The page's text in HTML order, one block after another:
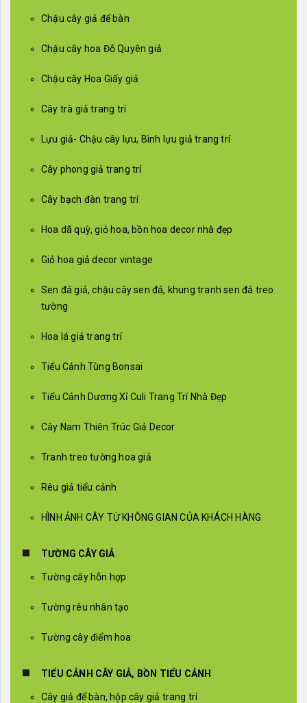
Chậu cây giả để bàn
Chậu cây hoa Đỗ Quyên giả
Chậu cây Hoa Giấy giả
Cây trà giả trang trí
Lựu giả- Chậu cây lựu, Bình lựu giả trang trí
Cây phong giả trang trí
Cây bạch đàn trang trí
Hoa dã quỳ, giỏ hoa, bồn hoa decor nhà đẹp
Giỏ hoa giả decor vintage
Sen đá giả, chậu cây sen đá, khung tranh sen đá treo
tường
Hoa lá giả trang trí
Tiểu Cảnh Tùng Bonsai
Tiểu Cảnh Dương Xỉ Culi Trang Trí Nhà Đẹp
Cây Nam Thiên Trúc Giả Decor
Tranh treo tường hoa giả
Rêu giả tiểu cảnh
HÌNH ẢNH CÂY TỪ KHÔNG GIAN CỦA KHÁCH HÀNG
TƯỜNG CÂY GIẢ
Tường cây hỗn hợp
Tường rêu nhân tạo
Tường cây điểm hoa
TIỂU CẢNH CÂY GIẢ, BỒN TIỂU CẢNH
Cây giả để bàn, hộp cây giả trang trí